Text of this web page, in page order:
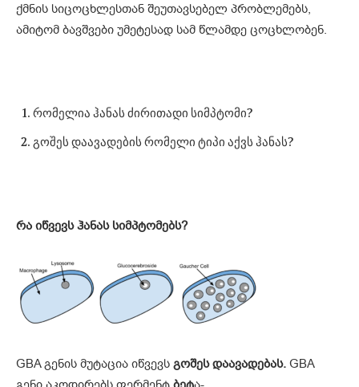
ქმნის სიცოცხლესთან შეუთავსებელ პრობლემებს,
ამიტომ ბავშვები უმეტესად სამ წლამდე ცოცხლობენ.
რომელია ჰანას ძირითადი სიმპტომი?
გოშეს დაავადების რომელი ტიპი აქვს ჰანას?
რა იწვევს ჰანას სიმპტომებს?
GBA გენის მუტაცია იწვევს გოშეს დაავადებას. GBA